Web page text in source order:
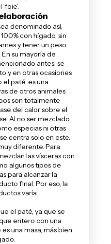
denominado así,
con hígado, sin
y tener un peso
su mayoría de
antes, se
y en otras ocasiones
el paté, es una
de otros animales.
son totalmente
del calor sobre el
Al no ser mezclado
especias ni otras
centra solo en este.
diferente. Para
las vísceras con
algunos tipos de
para alcanzar la
final. Por eso, la
varía
el paté, ya que se
entero con una
una masa, más bien